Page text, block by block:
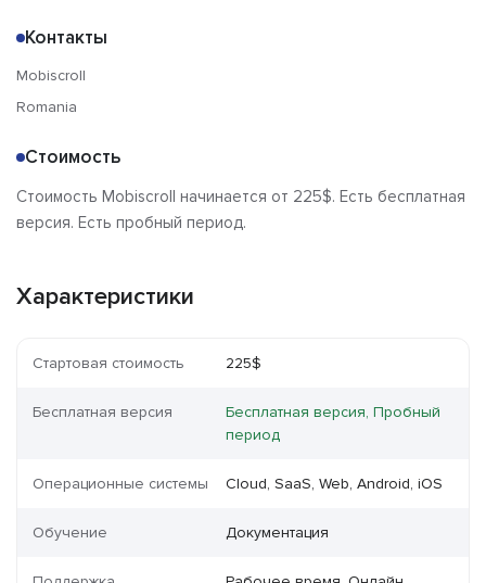
Контакты
Mobiscroll
Romania
Стоимость
Стоимость Mobiscroll начинается от 225$. Есть бесплатная
версия. Есть пробный период.
Характеристики
Стартовая стоимость 225$
Бесплатная версия
Бесплатная версия, Пробный
период
Операционные системы Cloud, SaaS, Web, Android, iOS
Обучение Документация